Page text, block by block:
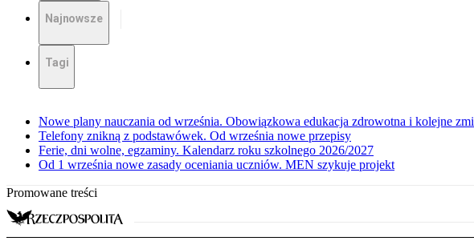
Najnowsze
Tagi
Nowe plany nauczania od września. Obowiązkowa edukacja zdrowotna i kolejne
Telefony znikną z podstawówek. Od września nowe przepisy
Ferie, dni wolne, egzaminy. Kalendarz roku szkolnego 2026/2027
Od 1 września nowe zasady oceniania uczniów. MEN szykuje projekt
Promowane treści